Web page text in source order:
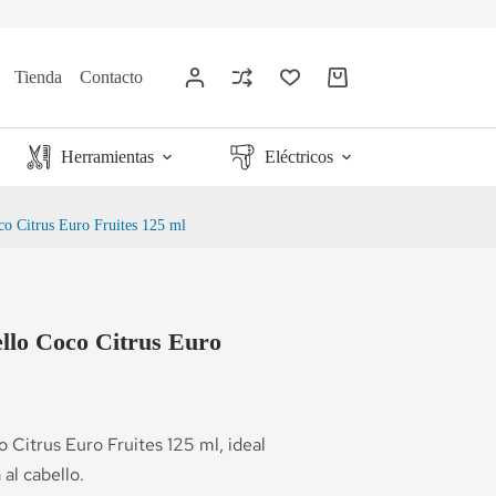
Tienda Contacto
Herramientas Eléctricos
Citrus Euro Fruites 125 ml
Coco Citrus Euro
Citrus Euro Fruites 125 ml, ideal
al cabello.